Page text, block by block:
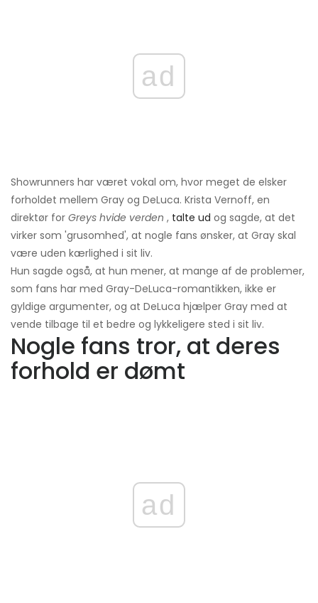
ad
Showrunners har været vokal om, hvor meget de elsker
forholdet mellem Gray og DeLuca. Krista Vernoff, en
direktør for Greys hvide verden , talte ud og sagde, at det
virker som 'grusomhed', at nogle fans ønsker, at Gray skal
være uden kærlighed i sit liv.
Hun sagde også, at hun mener, at mange af de problemer,
som fans har med Gray-DeLuca-romantikken, ikke er
gyldige argumenter, og at DeLuca hjælper Gray med at
vende tilbage til et bedre og lykkeligere sted i sit liv.
Nogle fans tror, ​​at deres
forhold er dømt
ad